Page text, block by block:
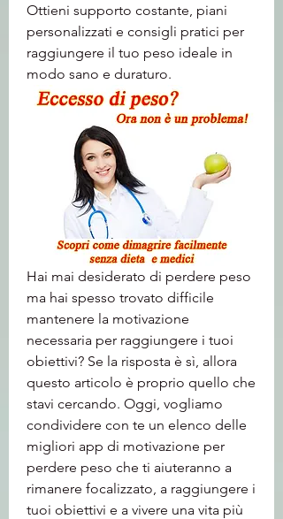
Ottieni supporto costante, piani
personalizzati e consigli pratici per
raggiungere il tuo peso ideale in
modo sano e duraturo.
Hai mai desiderato di perdere peso
ma hai spesso trovato difficile
mantenere la motivazione
necessaria per raggiungere i tuoi
obiettivi? Se la risposta è sì, allora
questo articolo è proprio quello che
stavi cercando. Oggi, vogliamo
condividere con te un elenco delle
migliori app di motivazione per
perdere peso che ti aiuteranno a
rimanere focalizzato, a raggiungere i
tuoi obiettivi e a vivere una vita più